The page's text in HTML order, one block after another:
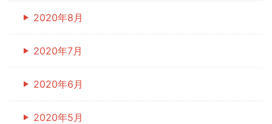
2020年8月
2020年7月
2020年6月
2020年5月